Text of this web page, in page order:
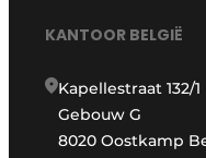
KANTOOR BELGIË
Kapellestraat 132/1
Gebouw G
8020 Oostkamp